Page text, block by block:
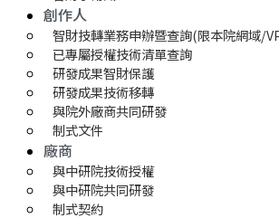
創作人
智財技轉業務申辦暨查詢(限本院網域/
已專屬授權技術清單查詢
研發成果智財保護
研發成果技術移轉
與院外廠商共同研發
制式文件
廠商
與中研院技術授權
與中研院共同研發
制式契約